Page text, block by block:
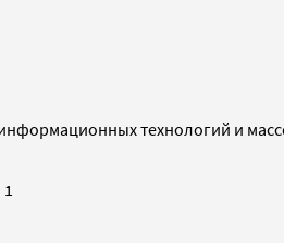
технологий и